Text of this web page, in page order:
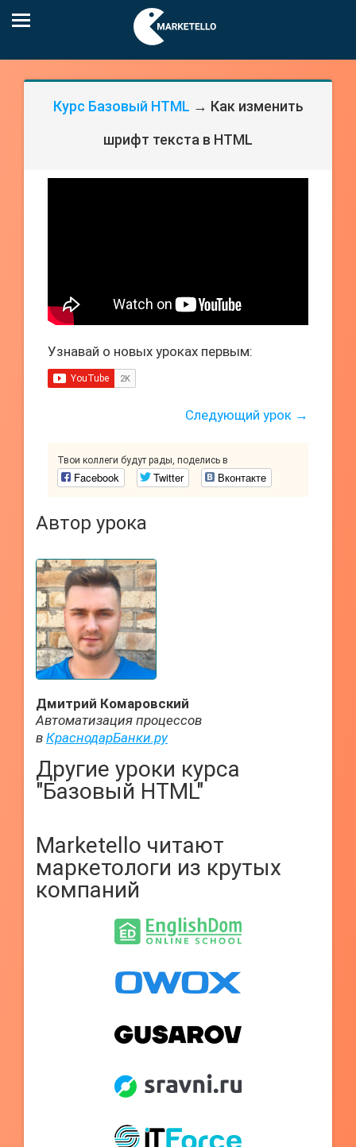
Курс Базовый HTML → Как изменить
шрифт текста в HTML
Узнавай о новых уроках первым:
Следующий урок →
Твои коллеги будут рады, поделись в
Facebook Twitter Вконтакте
Автор урока
Дмитрий Комаровский
Автоматизация процессов
в КраснодарБанки.ру
Другие уроки курса
"Базовый HTML"
Marketello читают
маркетологи из крутых
компаний